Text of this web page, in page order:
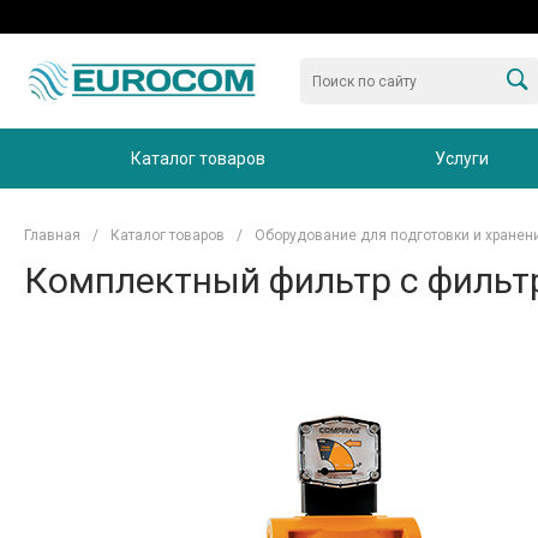
Каталог товаров Услуги
Главная / Каталог товаров / Оборудование для подготовки и
Комплектный фильтр с